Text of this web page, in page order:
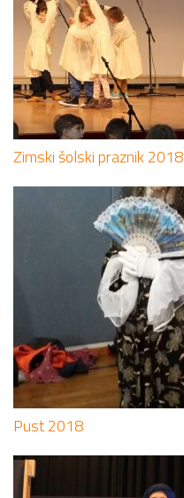
Zimski šolski praznik 2018
Pust 2018